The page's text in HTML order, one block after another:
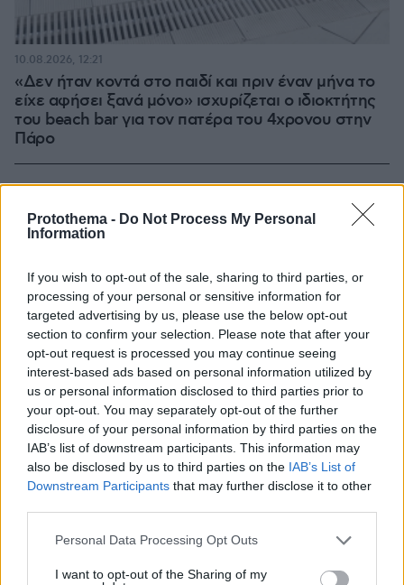
Protothema - Do Not Process My Personal
Information
If you wish to opt-out of the sale, sharing to third parties, or
processing of your personal or sensitive information for
targeted advertising by us, please use the below opt-out
section to confirm your selection. Please note that after your
opt-out request is processed you may continue seeing
interest-based ads based on personal information utilized by
us or personal information disclosed to third parties prior to
your opt-out. You may separately opt-out of the further
disclosure of your personal information by third parties on the
IAB’s list of downstream participants. This information may
also be disclosed by us to third parties on the IAB’s List of
Downstream Participants that may further disclose it to other
Please note that this website/app uses one or more Google
not limited to your visit or usage behaviour. You may click to
Personal Data Processing Opt Outs
I want to opt-out of the Sharing of my
«Δεν ήταν κοντά στο παιδί και πριν έναν μήνα το
είχε αφήσει ξανά μόνο» ισχυρίζεται ο ιδιοκτήτης
του beach bar για τον πατέρα του 4χρονου στην
Πάρο
10.08.2026, 12:21
Στέλιος Ράμφος σε ηλικία 87 ετών
10.08.2026, 13:28
ΔΕΘ τετραετίας με μέτρα για όλους: Τι
θα πει ο Μητσοτάκης στη
Θεσσαλονίκη για μισθούς, συντάξεις,
επιχειρήσεις, αγρότες και στεγαστικό
10.08.2026, 08:51 359
Όρκο, μιλά για τον «άριστο γιατρό»
10.08.2026, 08:09 81